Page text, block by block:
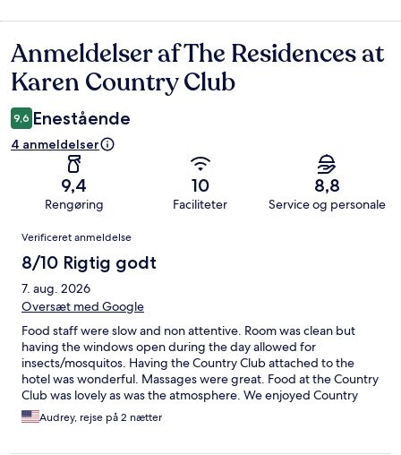
Anmeldelser
Anmeldelser af The Residences at
Karen Country Club
9,6 Enestående
4 anmeldelser
9,4
Rengøring
10
Faciliteter
8,8
Service og personale
Anmeldelser
Verificeret anmeldelse
8/10 Rigtig godt
7. aug. 2026
Oversæt med Google
Food staff were slow and non attentive. Room was clean but
having the windows open during the day allowed for
insects/mosquitos. Having the Country Club attached to the
hotel was wonderful. Massages were great. Food at the Country
Club was lovely as was the atmosphere. We enjoyed Country
Singer entertainment one night.
Audrey, rejse på 2 nætter